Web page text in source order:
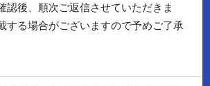
認後、順次ご返信させていただきま
する場合がございますので予めご了承